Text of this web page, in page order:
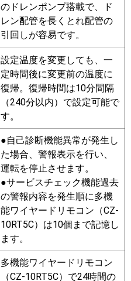
のドレンポンプ搭載で、ド
レン配管を長くとれ配管の
引回しが容易です。
設定温度を変更しても、一
定時間後に変更前の温度に
復帰。復帰時間は10分間隔
（240分以内）で設定可能で
す。
●自己診断機能異常が発生し
た場合、警報表示を行い、
運転を停止させます。
●サービスチェック機能過去
の警報内容を発生順に多機
能ワイヤードリモコン（CZ-
10RT5C）は10個まで記憶し
ます。
多機能ワイヤードリモコン
（CZ-10RT5C）で24時間の